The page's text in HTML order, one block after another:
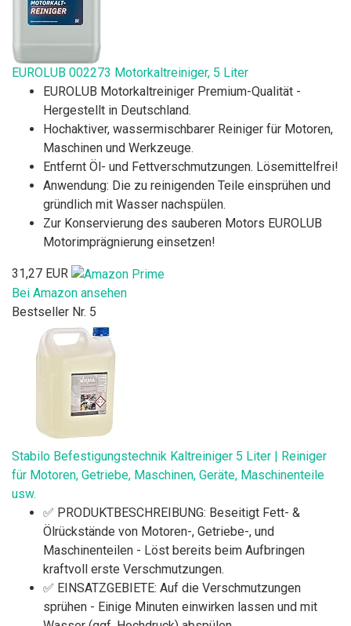
EUROLUB 002273 Motorkaltreiniger, 5 Liter
EUROLUB Motorkaltreiniger Premium-Qualität -
Hergestellt in Deutschland.
Hochaktiver, wassermischbarer Reiniger für Motoren,
Maschinen und Werkzeuge.
Entfernt Öl- und Fettverschmutzungen. Lösemittelfrei!
Anwendung: Die zu reinigenden Teile einsprühen und
gründlich mit Wasser nachspülen.
Zur Konservierung des sauberen Motors EUROLUB
Motorimprägnierung einsetzen!
31,27 EUR
Bei Amazon ansehen
Bestseller Nr. 5
Stabilo Befestigungstechnik Kaltreiniger 5 Liter | Reiniger
für Motoren, Getriebe, Maschinen, Geräte, Maschinenteile
usw.
✅ PRODUKTBESCHREIBUNG: Beseitigt Fett- &
Ölrückstände von Motoren-, Getriebe-, und
Maschinenteilen - Löst bereits beim Aufbringen
kraftvoll erste Verschmutzungen.
✅ EINSATZGEBIETE: Auf die Verschmutzungen
sprühen - Einige Minuten einwirken lassen und mit